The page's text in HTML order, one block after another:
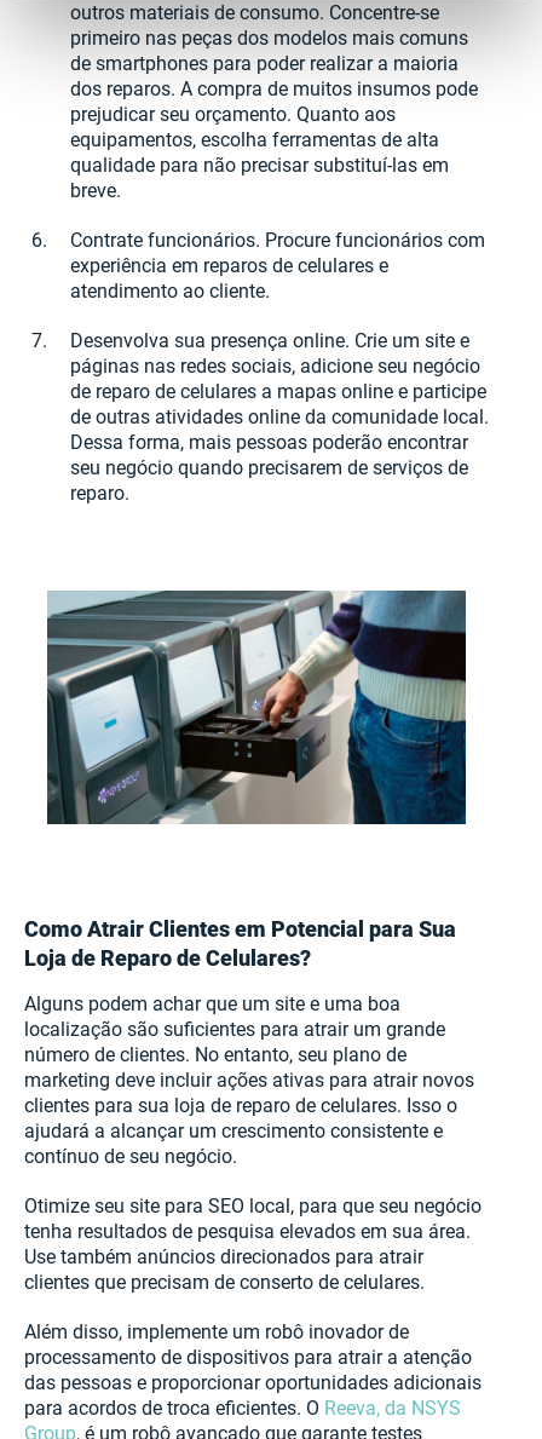
outros materiais de consumo. Concentre-se
primeiro nas peças dos modelos mais comuns
de smartphones para poder realizar a maioria
dos reparos. A compra de muitos insumos pode
prejudicar seu orçamento. Quanto aos
equipamentos, escolha ferramentas de alta
qualidade para não precisar substituí-las em
breve.
Contrate funcionários. Procure funcionários com
experiência em reparos de celulares e
atendimento ao cliente.
Desenvolva sua presença online. Crie um site e
páginas nas redes sociais, adicione seu negócio
de reparo de celulares a mapas online e participe
de outras atividades online da comunidade local.
Dessa forma, mais pessoas poderão encontrar
seu negócio quando precisarem de serviços de
reparo.
Como Atrair Clientes em Potencial para Sua
Loja de Reparo de Celulares?
Alguns podem achar que um site e uma boa
localização são suficientes para atrair um grande
número de clientes. No entanto, seu plano de
marketing deve incluir ações ativas para atrair novos
clientes para sua loja de reparo de celulares. Isso o
ajudará a alcançar um crescimento consistente e
contínuo de seu negócio.
Otimize seu site para SEO local, para que seu negócio
tenha resultados de pesquisa elevados em sua área.
Use também anúncios direcionados para atrair
clientes que precisam de conserto de celulares.
Além disso, implemente um robô inovador de
processamento de dispositivos para atrair a atenção
das pessoas e proporcionar oportunidades adicionais
para acordos de troca eficientes. O Reeva, da NSYS
Group, é um robô avançado que garante testes